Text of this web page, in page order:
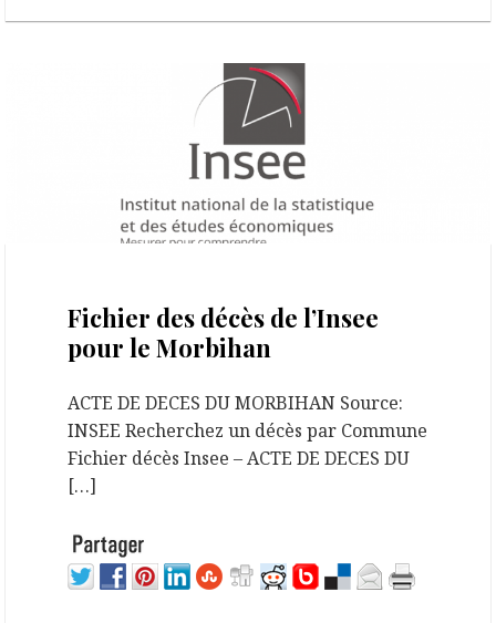
Fichier des décès de l’Insee
pour le Morbihan
ACTE DE DECES DU MORBIHAN Source:
INSEE Recherchez un décès par Commune
Fichier décès Insee – ACTE DE DECES DU
[…]